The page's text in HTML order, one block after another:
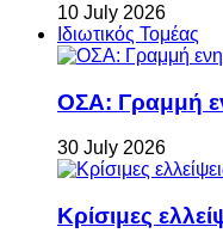
10 July 2026
Ιδιωτικός Τομέας
ΟΣΑ: Γραμμή
30 July 2026
Κρίσιμες